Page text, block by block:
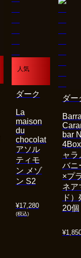
人気
¥17,280
(税込)
La
maison
du
chocolat
アソル
ティモ
ン メゾ
ン S2
ダーク
¥
bar
ャラ
バニ
×プ
ネア
ド
20個
ダー